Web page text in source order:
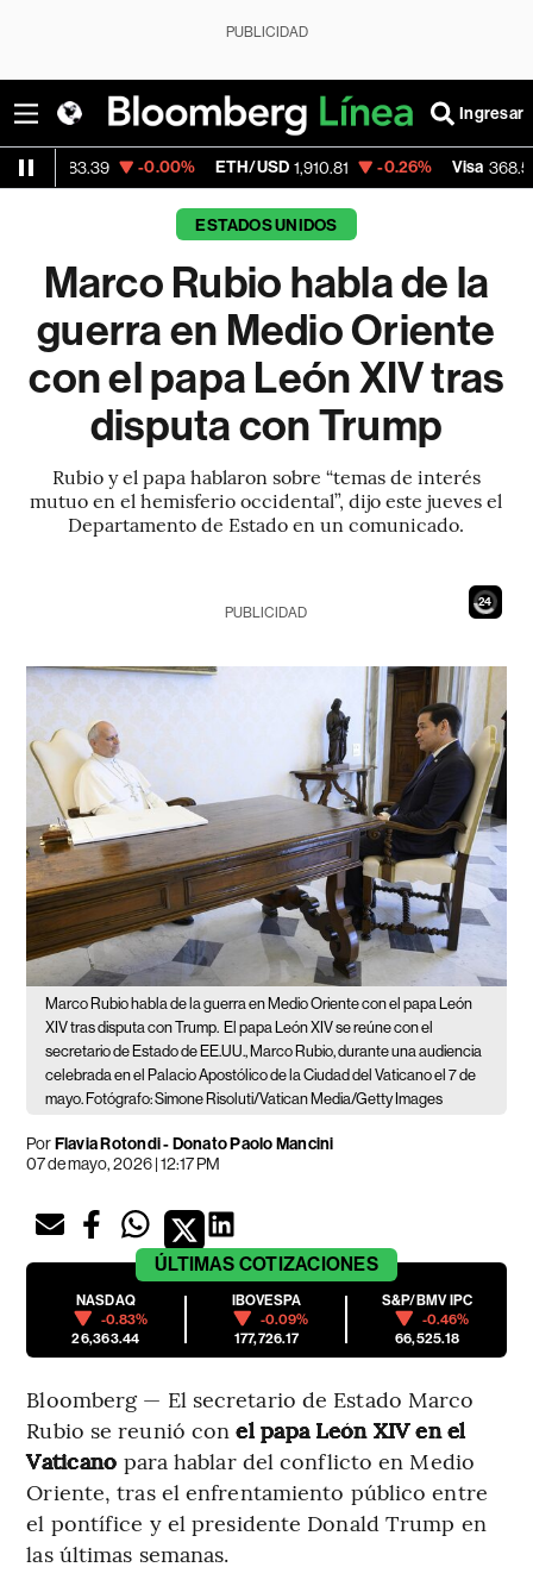
PUBLICIDAD
Ingresar
-0.00% ETH/USD 1,910.81 -0.26% Visa 368.54 -
ESTADOS UNIDOS
Marco Rubio habla de la
guerra en Medio Oriente
con el papa León XIV tras
disputa con Trump
Rubio y el papa hablaron sobre “temas de interés
mutuo en el hemisferio occidental”, dijo este jueves el
Departamento de Estado en un comunicado.
23
PUBLICIDAD
Marco Rubio habla de la guerra en Medio Oriente con el papa León
XIV tras disputa con Trump. El papa León XIV se reúne con el
secretario de Estado de EE.UU., Marco Rubio, durante una audiencia
celebrada en el Palacio Apostólico de la Ciudad del Vaticano el 7 de
mayo. Fotógrafo: Simone Risoluti/Vatican Media/Getty Images
PorFlavia Rotondi - Donato Paolo Mancini
07 de mayo, 2026 | 12:17 PM
ÚLTIMAS COTIZACIONES
NASDAQ
-0.83%
26,363.44
IBOVESPA
-0.09%
177,726.17
S&P/BMV IPC
-0.46%
66,525.18
Bloomberg — El secretario de Estado Marco
Rubio se reunió conel papa León XIV en el
Vaticano para hablar del conflicto en Medio
Oriente, tras el enfrentamiento público entre
el pontífice y el presidente Donald Trump en
las últimas semanas.